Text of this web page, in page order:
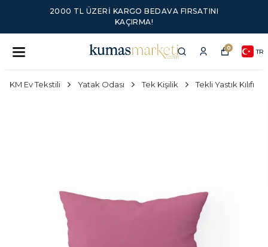
2000 TL ÜZERI KARGO BEDAVA FIRSATINI
KAÇIRMA!
0 TR
KM Ev Tekstili Yatak Odası Tek Kişilik Tekli Yastık Kılıfı